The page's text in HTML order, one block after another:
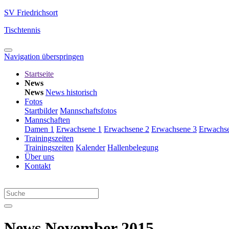
SV Friedrichsort
Tischtennis
Navigation überspringen
Startseite
News
News News historisch
Fotos
Startbilder Mannschaftsfotos
Mannschaften
Damen 1 Erwachsene 1 Erwachsene 2 Erwachsene 3
Trainingszeiten
Trainingszeiten Kalender Hallenbelegung
Über uns
Kontakt